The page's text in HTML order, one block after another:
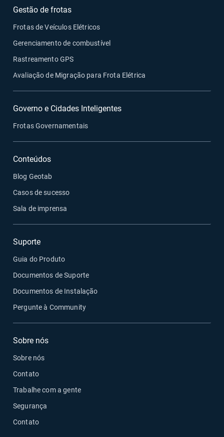
Gestão de frotas
Frotas de Veículos Elétricos
Gerenciamento de combustível
Rastreamento GPS
Avaliação de Migração para Frota Elétrica
Governo e Cidades Inteligentes
Frotas Governamentais
Conteúdos
Blog Geotab
Casos de sucesso
Sala de imprensa
Suporte
Guia do Produto
Documentos de Suporte
Documentos de Instalação
Pergunte à Community
Sobre nós
Sobre nós
Contato
Trabalhe com a gente
Segurança
Contato